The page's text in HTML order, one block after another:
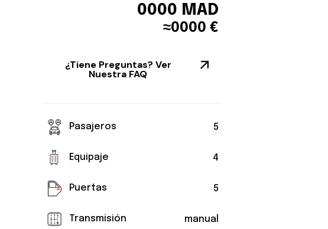
0000 MAD
≈0000 €
¿Tiene Preguntas? Ver
Nuestra FAQ
Pasajeros 5
Equipaje 4
Puertas 5
Transmisión manual